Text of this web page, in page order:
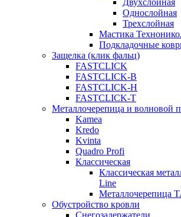
Двухслойная
Однослойная
Трехслойная
Мастика
Подкладочные
Защелка (клик фальц)
FASTCLICK
FASTCLICK-B
FASTCLICK-H
FASTCLICK-T
Металлочерепица и волновой
Kamea
Kredo
Kvinta
Quadro Profi
Классическая
Классическая
Line
Металлочерепица
Обустройство кровли
Снегозадержатели